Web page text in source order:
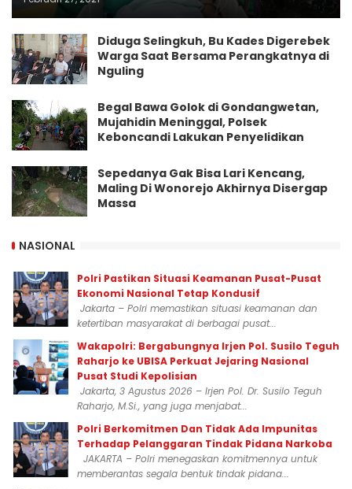
Diduga Selingkuh, Bu Kades Digerebek
Warga Saat Bersama Perangkatnya di
Nguling
Begal Bawa Golok di Gondangwetan,
Mujahidin Meninggal, Polsek
Keboncandi Lakukan Penyelidikan
Sepedanya Gak Bisa Lari Kencang,
Maling Di Wonorejo Akhirnya Disergap
Massa
NASIONAL
Polri Pastikan Situasi Keamanan Pusat-Pusat
Ekonomi Nasional Tetap Kondusif
Jakarta – Polri memastikan situasi keamanan dan
ketertiban masyarakat di berbagai pusat...
Wakapolri: Bergabungnya Irjen Pol. Susilo Teguh
Raharjo ke UBISA Perkuat Jejaring Nasional
Pusat Studi Kepolisian
Jakarta, 3 Agustus 2026 – Irjen Pol. Dr. Susilo Teguh
Raharjo, M.Si., yang juga menjabat...
Polri Berkomitmen Dan Tidak Ada Impunitas
Terhadap Pelanggaran Tindak Pidana Narkoba
JAKARTA – Polri menegaskan komitmennya untuk
memberantas segala bentuk tindak pidana...